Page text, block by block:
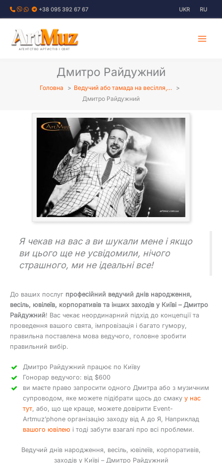
Перейти
+38 095 392 67 67 UKR RU
АГЕНТСТВО АРТИСТІВ І СВЯТ
Дмитро Райдужний
Головна
Ведучий або тамада на весілля,…
Дмитро Райдужний
Я чекав на вас а ви шукали мене і якщо
ви цього ще не усвідомили, нічого
страшного, ми не ідеальні все!
До ваших послуг професійний ведучий днів народження,
весіль, ювілеїв, корпоративів та інших заходів у Київі – Дмитро
Райдужний! Вас чекає неординарний підхід до концепції та
проведення вашого свята, імпровізація і багато гумору,
правильна поставлена мова ведучого, головне зробити
правильний вибір.
Дмитро Райдужний працює по Київу
Гонорар ведучого: від $600
ви маєте право запросити одного Дмитра або з музичним
супроводом, яке можете підібрати щось до смаку у нас
тут, або, що ще краще, можете довірити Event-
Artmuz’phone організацію заходу від А до Я, Наприклад
вашого ювілею і тоді забути взагалі про всі проблеми.
Ведучий днів народження, весіль, ювілеїв, корпоративів,
заходів у Київі – Дмитро Райдужний